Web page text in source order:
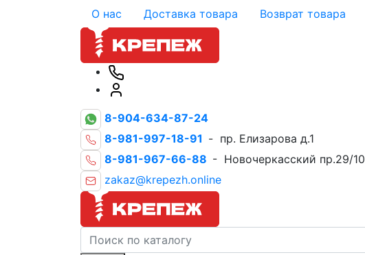
О нас Доставка товара Возврат товара
8-904-634-87-24
8-981-997-18-91 - пр. Елизарова д.1
8-981-967-66-88 - Новочеркасский пр.29/10
zakaz@krepezh.online